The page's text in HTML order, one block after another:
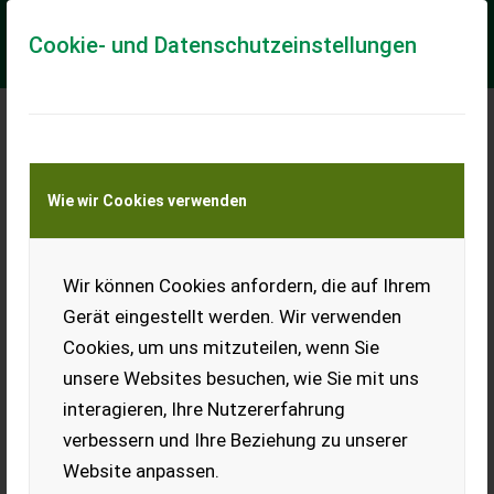
Cookie- und Datenschutzeinstellungen
Wie wir Cookies verwenden
Wir können Cookies anfordern, die auf Ihrem
Gerät eingestellt werden. Wir verwenden
Cookies, um uns mitzuteilen, wenn Sie
unsere Websites besuchen, wie Sie mit uns
interagieren, Ihre Nutzererfahrung
verbessern und Ihre Beziehung zu unserer
Website anpassen.
Meine Transportkostenanfrage
Transport von Land- und Baumaschinen –
KEINE Tiertransporte
JCB 540-140
LOADALL- 2020 YEAR -
5555 HOURS
YEAR: 2020 WORKING HOURS:
5555 ENGINE: DIESEL JCB -
55KW WEIGHT 11370KG 4
GEARS FRONT AND BACK FORKS 120CM STABILIZERS
ADDITIONAL AIR STABILIZERS 3...